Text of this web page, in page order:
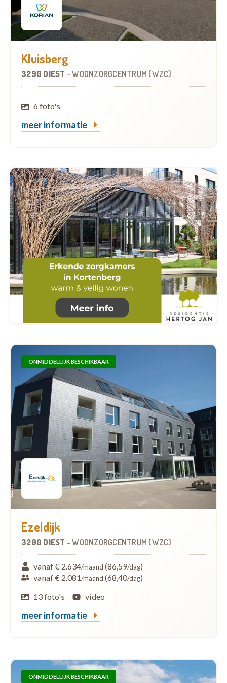
Kluisberg
3290 DIEST -WOONZORGCENTRUM (WZC)
6 foto's
meer informatie
ONMIDDELLIJK BESCHIKBAAR
Ezeldijk
3290 DIEST -WOONZORGCENTRUM (WZC)
vanaf € 2.634/maand (86,59/dag)
vanaf € 2.081/maand (68,40/dag)
13 foto's
video
meer informatie
ONMIDDELLIJK BESCHIKBAAR